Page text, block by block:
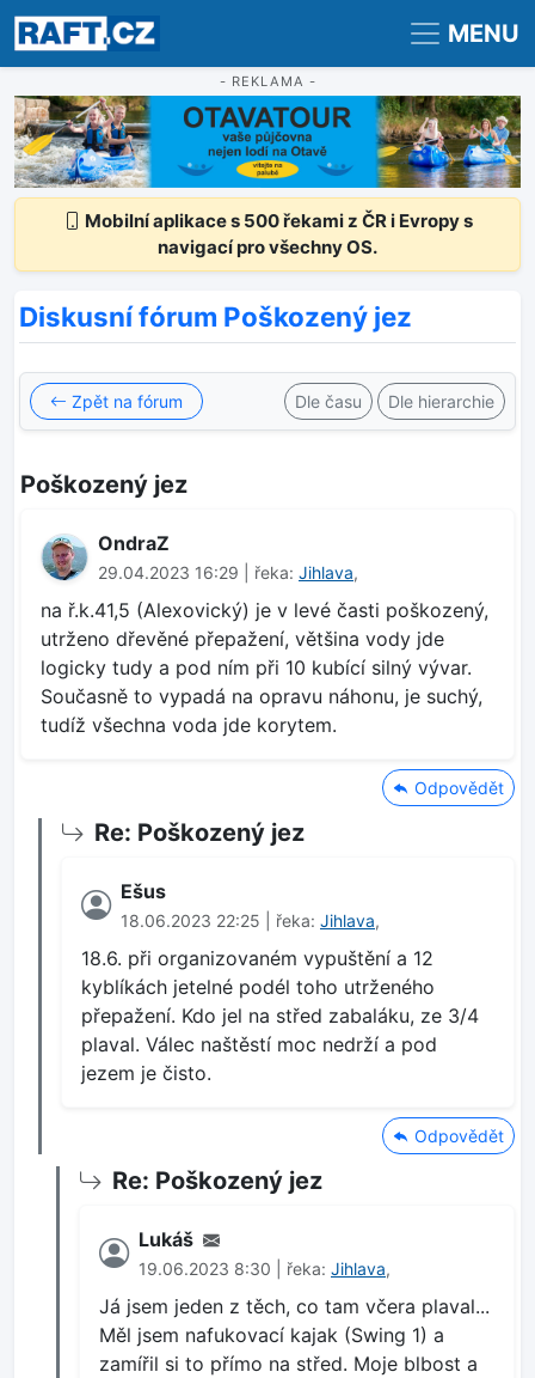
Registrace Přihlášení MENU
- REKLAMA -
Mobilní aplikace s 500 řekami z ČR i Evropy s
navigací pro všechny OS.
Diskusní fórum Poškozený jez
Zpět na fórum Dle času Dle hierarchie
Poškozený jez
OndraZ
29.04.2023 16:29 | řeka: Jihlava,
na ř.k.41,5 (Alexovický) je v levé časti poškozený,
utrženo dřevěné přepažení, většina vody jde
logicky tudy a pod ním při 10 kubící silný vývar.
Současně to vypadá na opravu náhonu, je suchý,
tudíž všechna voda jde korytem.
Odpovědět
Re: Poškozený jez
Ešus
18.06.2023 22:25 | řeka: Jihlava,
18.6. při organizovaném vypuštění a 12
kyblíkách jetelné podél toho utrženého
přepažení. Kdo jel na střed zabaláku, ze 3/4
plaval. Válec naštěstí moc nedrží a pod
jezem je čisto.
Odpovědět
Re: Poškozený jez
Lukáš
19.06.2023 8:30 | řeka: Jihlava,
Já jsem jeden z těch, co tam včera plaval...
Měl jsem nafukovací kajak (Swing 1) a
zamířil si to přímo na střed. Moje blbost a